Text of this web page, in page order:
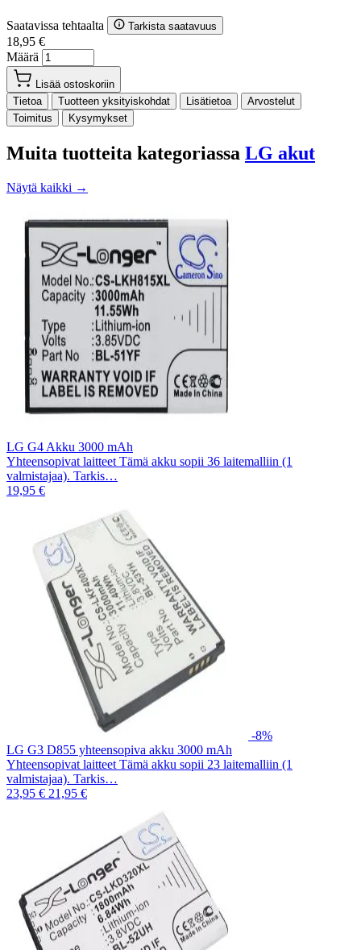
Saatavissa tehtaalta Tarkista saatavuus
18,95 €
Määrä
Lisää ostoskoriin
Tietoa
Tuotteen yksityiskohdat Lisätietoa
Arvostelut
Toimitus
Kysymykset
Muita tuotteita kategoriassa LG akut
Näytä kaikki →
LG G4 Akku 3000 mAh
Yhteensopivat laitteet Tämä akku sopii 36 laitemalliin (1
valmistajaa). Tarkis…
19,95 €
-8%
LG G3 D855 yhteensopiva akku 3000 mAh
Yhteensopivat laitteet Tämä akku sopii 23 laitemalliin (1
valmistajaa). Tarkis…
23,95 € 21,95 €